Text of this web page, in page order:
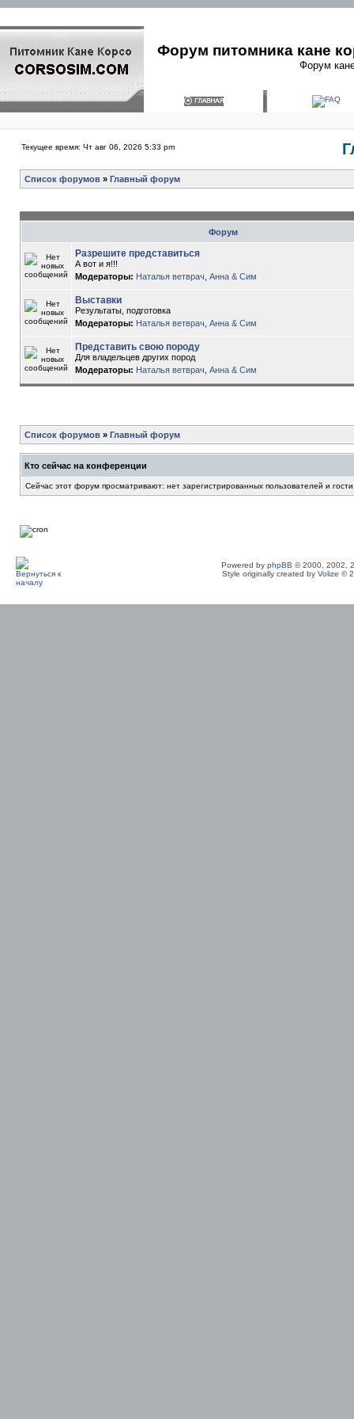
Форум питомника кане
Форум
Текущее время: Чт авг 06, 2026 5:33 pm
Список форумов » Главный форум
Форум
Разрешите представиться
А вот и я!!!
Модераторы: Наталья ветврач Анна & Сим
Выставки
Результаты, подготовка
Модераторы: Наталья ветврач Анна & Сим
Представить свою породу
Для владельцев других пород
Модераторы: Наталья ветврач Анна & Сим
Список форумов » Главный форум
Кто сейчас на конференции
Сейчас этот форум просматривают: нет зарегистрированных пользователей и
Powered by phpBB © 2000, 2002,
Style originally created by Volize ©